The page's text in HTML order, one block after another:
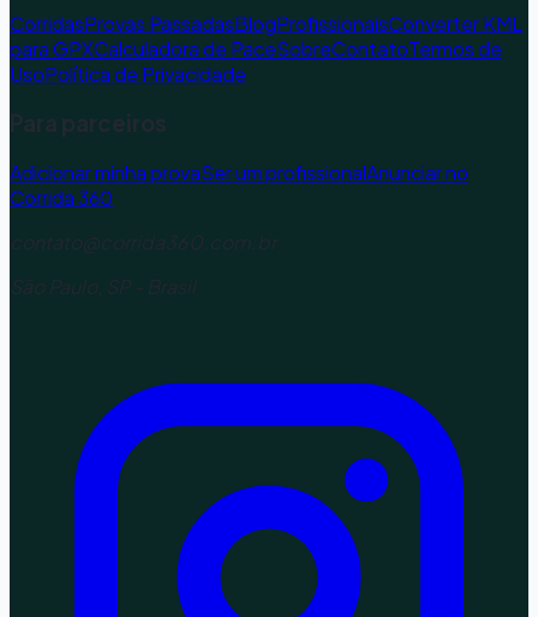
CorridasProvas PassadasBlogProfissionaisConverter KML
para GPXCalculadora de PaceSobreContatoTermos de
UsoPolítica de Privacidade
Para parceiros
Adicionar minha provaSer um profissionalAnunciar no
Corrida 360
contato@corrida360.com.br
São Paulo, SP - Brasil